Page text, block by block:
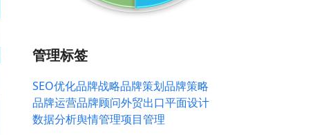
管理标签
SEO优化品牌战略品牌策划品牌策略
品牌运营品牌顾问外贸出口平面设计
数据分析舆情管理项目管理